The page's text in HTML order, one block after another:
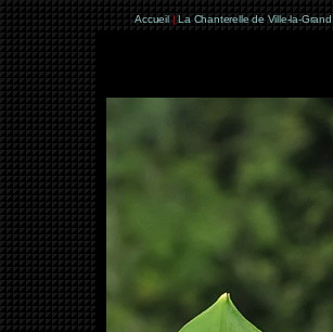
Accueil | La Chanterelle de Ville-la-Grand